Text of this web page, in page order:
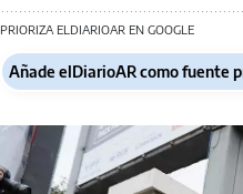
PRIORIZA ELDIARIOAR EN GOOGLE
Añade elDiarioAR como fuente